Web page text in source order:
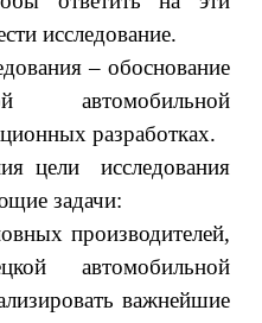
исследование.
– обоснование
автомобильной
разработках.
исследования
задачи:
производителей,
автомобильной
важнейшие